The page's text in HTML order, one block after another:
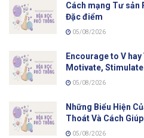
Cách mạng Tư sản
Đặc điểm
05/08/2026
Encourage to V
Motivate,
05/08/2026
Những Biểu Hiện
Thoát Và Cách
05/08/2026